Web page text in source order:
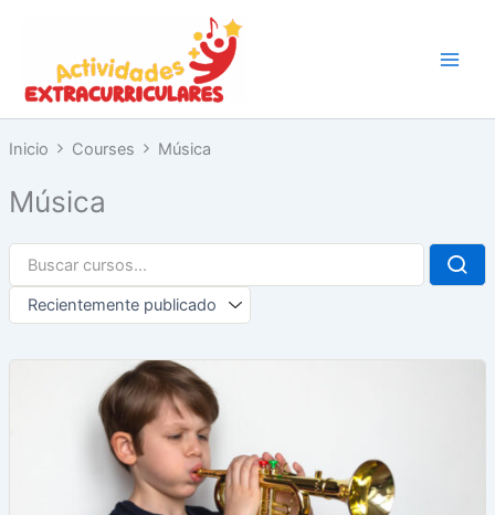
contenido
Inicio Courses Música
Música